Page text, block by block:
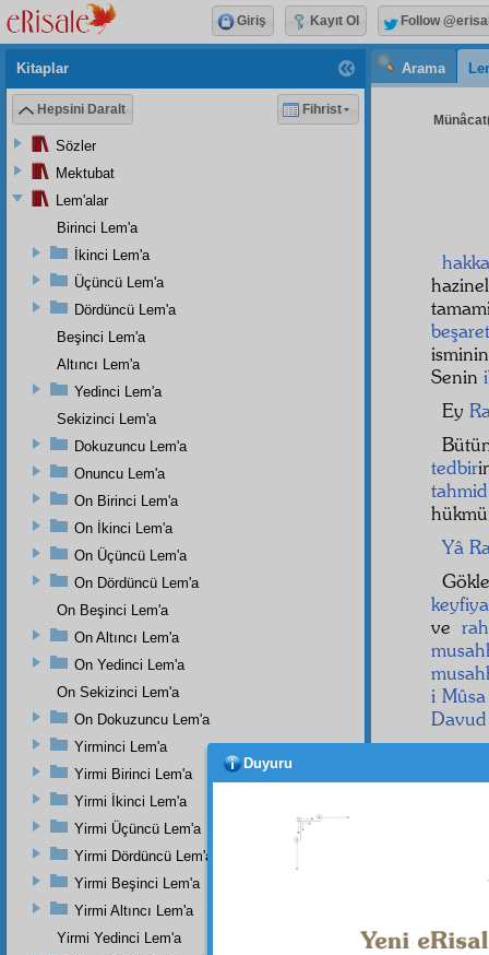
Arama
beşaret
Senin
Ey
tedbir
tahmid
Yâ
ve
i Mûsa
Davud
Kitaplar
Hepsini Daralt Fihrist
Sözler
Mektubat
Lem'alar
Birinci Lem'a
İkinci Lem'a
Üçüncü Lem'a
Dördüncü Lem'a
Beşinci Lem'a
Altıncı Lem'a
Yedinci Lem'a
Sekizinci Lem'a
Dokuzuncu Lem'a
Onuncu Lem'a
On Birinci Lem'a
On İkinci Lem'a
On Üçüncü Lem'a
On Dördüncü Lem'a
On Beşinci Lem'a
On Altıncı Lem'a
On Yedinci Lem'a
On Sekizinci Lem'a
On Dokuzuncu Lem'a
Yirminci Lem'a
Yirmi Birinci Lem'a
Yirmi İkinci Lem'a
Yirmi Üçüncü Lem'a
Yirmi Dördüncü Lem'a
Yirmi Beşinci Lem'a
Yirmi Altıncı Lem'a
Yirmi Yedinci Lem'a
Giriş Kayıt Ol Follow
Duyuru